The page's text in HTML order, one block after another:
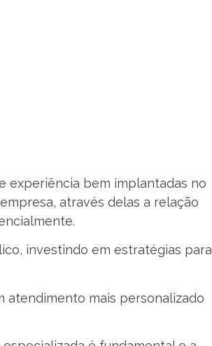
experiência bem implantadas no
através delas a relação
investindo em estratégias para
atendimento mais personalizado